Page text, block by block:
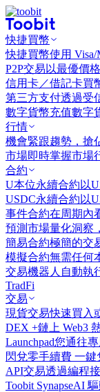
快捷買幣
快捷買幣使用 Visa/
P2P交易 以最優價
信用卡／借記卡買
第三方支付透過受
數字貨幣充值數字
行情
機會緊跟趨勢，搶
市場即時掌握市場
合約
U本位永續合約 以
USDC永續合約 以
事件合約在周期內
預測市場量化洞察
簡易合約極簡的交
模擬合約無需任何
交易機器人 自動執
TradFi
交易
現貨交易快速買入
DEX +鏈上 Web3
Launchpad您通往
閃兌零手續費 一鍵
API交易透過編程
Toobit SynapseAI